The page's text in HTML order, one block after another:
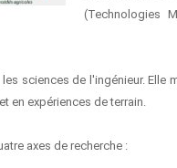
(Technologies
les sciences de l'ingénieur.
en expériences de terrain.
axes de recherche :